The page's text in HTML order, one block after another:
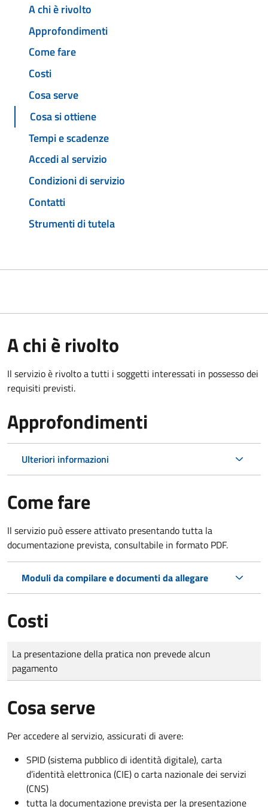
A chi è rivolto
Approfondimenti
Come fare
Costi
Cosa serve
Cosa si ottiene
Tempi e scadenze
Accedi al servizio
Condizioni di servizio
Contatti
Strumenti di tutela
A chi è rivolto
Il servizio è rivolto a tutti i soggetti interessati in possesso dei
requisiti previsti.
Approfondimenti
Ulteriori informazioni
Come fare
Il servizio può essere attivato presentando tutta la
documentazione prevista, consultabile in formato PDF.
Moduli da compilare e documenti da allegare
Costi
Tipo di pagamento
Importo
La presentazione della pratica non prevede alcun
pagamento
Cosa serve
Per accedere al servizio, assicurati di avere:
SPID (sistema pubblico di identità digitale), carta
d’identità elettronica (CIE) o carta nazionale dei servizi
(CNS)
tutta la documentazione prevista per la presentazione